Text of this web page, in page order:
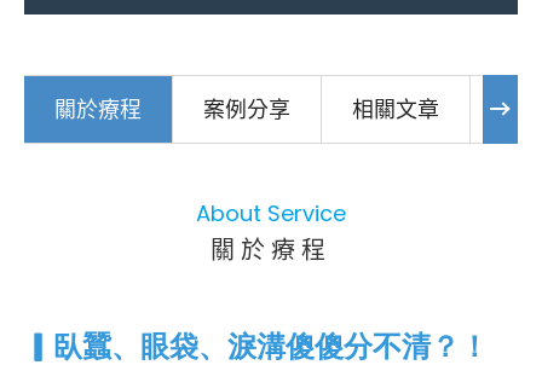
關於療程 案例分享 相關文章 注
About Service
關於療程
▎臥蠶、眼袋、淚溝傻傻分不清？！